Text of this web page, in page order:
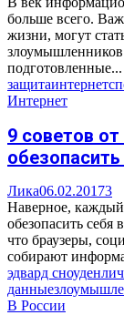
больше всего.
жизни, могут
подготовленные...
защитаинтернет
Интернет
9 советов
Лика06.02.20173
Наверное, каждый
обезопасить
что браузеры,
собирают
эдвард сноуден
данные
В России